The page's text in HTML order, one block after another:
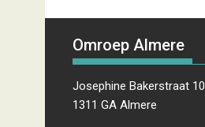
Omroep Almere
Josephine Bakerstraat 10
1311 GA Almere